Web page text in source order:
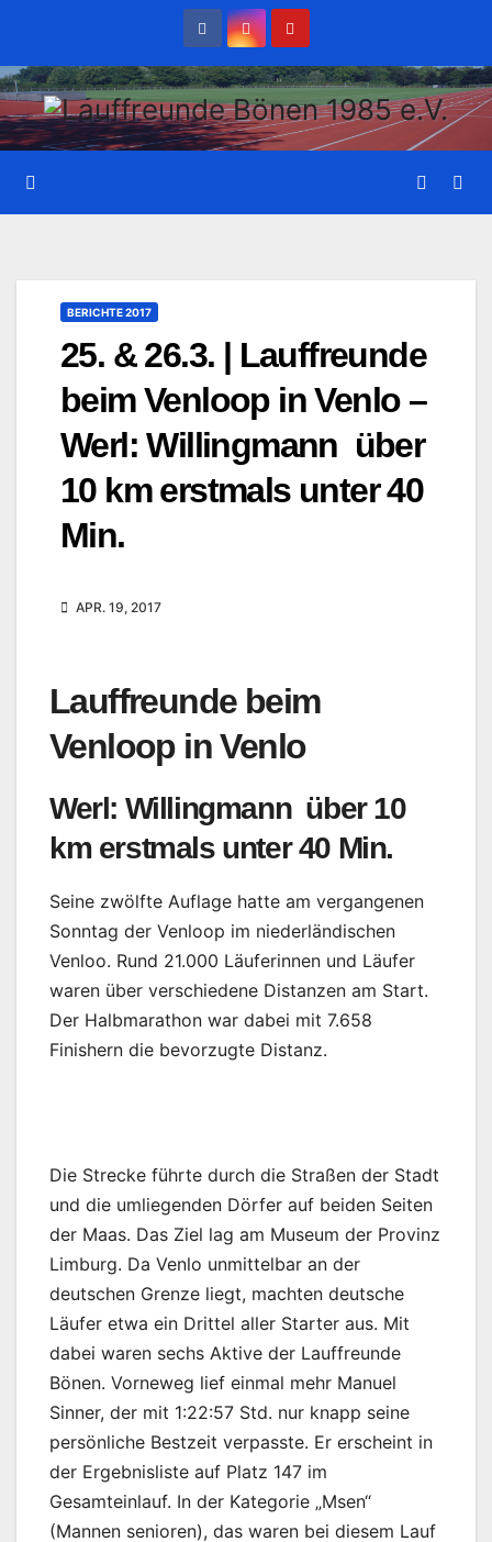
wechseln
BERICHTE 2017
25. & 26.3. | Lauffreunde
beim Venloop in Venlo –
Werl: Willingmann über
10 km erstmals unter 40
Min.
APR. 19, 2017
Lauffreunde beim
Venloop in Venlo
Werl: Willingmann über 10
km erstmals unter 40 Min.
Seine zwölfte Auflage hatte am vergangenen
Sonntag der Venloop im niederländischen
Venloo. Rund 21.000 Läuferinnen und Läufer
waren über verschiedene Distanzen am Start.
Der Halbmarathon war dabei mit 7.658
Finishern die bevorzugte Distanz.
Die Strecke führte durch die Straßen der Stadt
und die umliegenden Dörfer auf beiden Seiten
der Maas. Das Ziel lag am Museum der Provinz
Limburg. Da Venlo unmittelbar an der
deutschen Grenze liegt, machten deutsche
Läufer etwa ein Drittel aller Starter aus. Mit
dabei waren sechs Aktive der Lauffreunde
Bönen. Vorneweg lief einmal mehr Manuel
Sinner, der mit 1:22:57 Std. nur knapp seine
persönliche Bestzeit verpasste. Er erscheint in
der Ergebnisliste auf Platz 147 im
Gesamteinlauf. In der Kategorie „Msen“
(Mannen senioren), das waren bei diesem Lauf